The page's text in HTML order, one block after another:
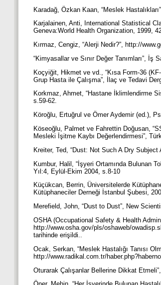
Karadağ, Özkan Kaan, “Meslek
Karjalainen, Anti, International Statistical
Geneva:World Health Organization, 1999,
Kırmaz, Cengiz, “Alerji Nedir?”, http://
“Kimyasallar ve Sınır Değer Tanımları”, İş
Koçyiğit, Hikmet ve vd., “Kısa Form-36
Grup Hasta ile Çalışma”, İlaç ve Tedavi
Korkmaz, Ahmet, “Hastane İklimlendirme
s.59-62.
Köroğlu, Ertuğrul ve Ömer Aydemir (ed.),
Köseoğlu, Palmet ve Fahrettin Doğusan,
Mesleki İşitme Kaybı Değerlendirmesi”,
Kreiter, Ted, “Dust: Not Such A Dry
Kumbur, Halil, “İşyeri Ortamında Bulunan
Yıl:4, Eylül-Ekim 2004, s.8-10
Küçükcan, Berrin, Üniversitelerde
Kütüphaneciler Derneği İstanbul Şubesi,
Merefield, John, “Dust to Dust”, New
OSHA (Occupational Safety & Health
http://www.osha.gov/pls/oshaweb/
tarihinde erişildi..
Ocak, Serkan, “Meslek Hastalığı Tanısı
http://www.radikal.com.tr/
Oturarak Çalışanlar Bellerine Dikkat